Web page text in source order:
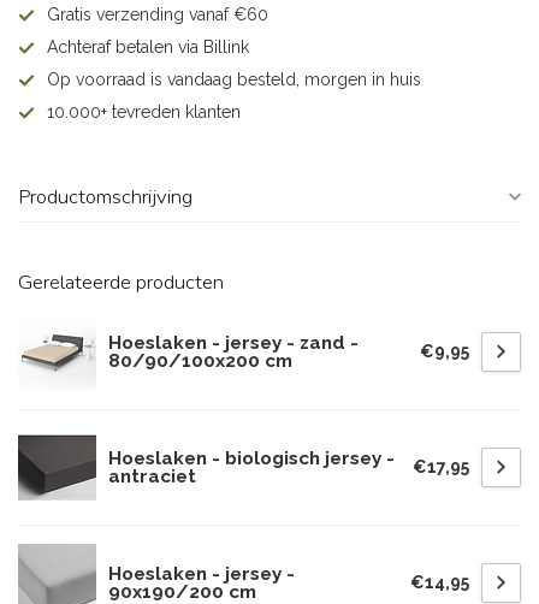
Gratis verzending vanaf €60
Achteraf betalen via Billink
Op voorraad is vandaag besteld, morgen in huis
10.000+ tevreden klanten
Productomschrijving
Gerelateerde producten
Hoeslaken - jersey - zand -
80/90/100x200 cm
€9,95
Hoeslaken - biologisch jersey -
antraciet
€17,95
Hoeslaken - jersey -
90x190/200 cm
€14,95